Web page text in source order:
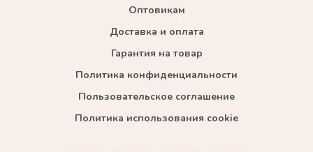
Оптовикам
Доставка и оплата
Гарантия на товар
Политика конфиденциальности
Пользовательское соглашение
Политика использования cookie